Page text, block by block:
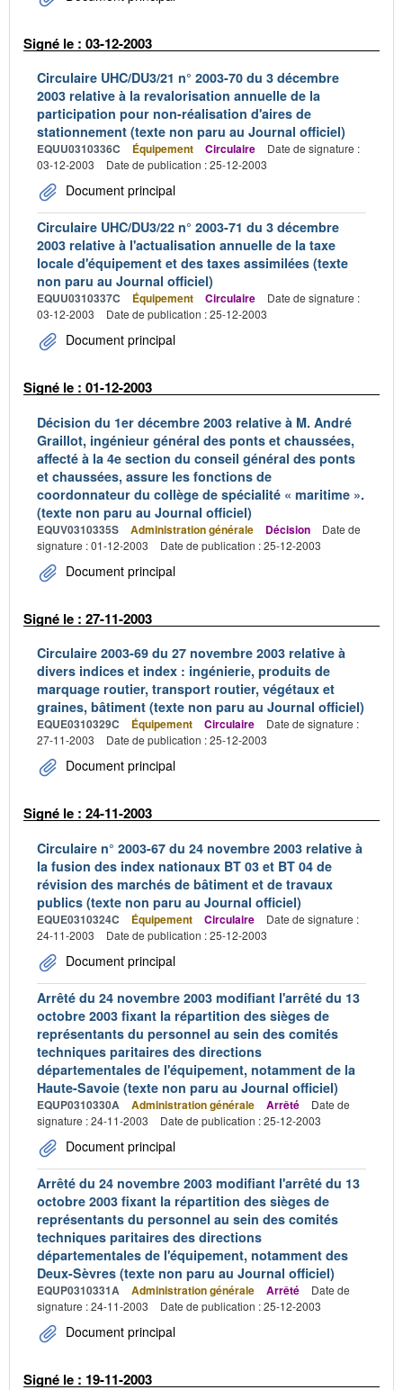
Signé le : 03-12-2003
Circulaire UHC/DU3/21 n° 2003-70 du 3 décembre
2003 relative à la revalorisation annuelle de la
participation pour non-réalisation d'aires de
stationnement (texte non paru au Journal officiel)
EQUU0310336C Équipement Circulaire
Date de signature :
03-12-2003
Date de publication : 25-12-2003
Document principal
Circulaire UHC/DU3/22 n° 2003-71 du 3 décembre
2003 relative à l'actualisation annuelle de la taxe
locale d'équipement et des taxes assimilées (texte
non paru au Journal officiel)
EQUU0310337C Équipement Circulaire
Date de signature :
03-12-2003
Date de publication : 25-12-2003
Document principal
Signé le : 01-12-2003
Décision du 1er décembre 2003 relative à M. André
Graillot, ingénieur général des ponts et chaussées,
affecté à la 4e section du conseil général des ponts
et chaussées, assure les fonctions de
coordonnateur du collège de spécialité « maritime ».
(texte non paru au Journal officiel)
EQUV0310335S Administration générale Décision
Date de
signature : 01-12-2003
Date de publication : 25-12-2003
Document principal
Signé le : 27-11-2003
Circulaire 2003-69 du 27 novembre 2003 relative à
divers indices et index : ingénierie, produits de
marquage routier, transport routier, végétaux et
graines, bâtiment (texte non paru au Journal officiel)
EQUE0310329C Équipement Circulaire
Date de signature :
27-11-2003
Date de publication : 25-12-2003
Document principal
Signé le : 24-11-2003
Circulaire n° 2003-67 du 24 novembre 2003 relative à
la fusion des index nationaux BT 03 et BT 04 de
révision des marchés de bâtiment et de travaux
publics (texte non paru au Journal officiel)
EQUE0310324C Équipement Circulaire
Date de signature :
24-11-2003
Date de publication : 25-12-2003
Document principal
Arrêté du 24 novembre 2003 modifiant l'arrêté du 13
octobre 2003 fixant la répartition des sièges de
représentants du personnel au sein des comités
techniques paritaires des directions
départementales de l'équipement, notamment de la
Haute-Savoie (texte non paru au Journal officiel)
EQUP0310330A Administration générale Arrêté
Date de
signature : 24-11-2003
Date de publication : 25-12-2003
Document principal
Arrêté du 24 novembre 2003 modifiant l'arrêté du 13
octobre 2003 fixant la répartition des sièges de
représentants du personnel au sein des comités
techniques paritaires des directions
départementales de l'équipement, notamment des
Deux-Sèvres (texte non paru au Journal officiel)
EQUP0310331A Administration générale Arrêté
Date de
signature : 24-11-2003
Date de publication : 25-12-2003
Document principal
Signé le : 19-11-2003